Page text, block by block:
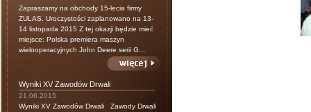
Zapraszamy na obchody 15-lecia firmy
ZULAS. Uroczystości zaplanowano na 13-
14 listopada 2015 Z tej okazji będzie mieć
miejsce: Polska premiera maszyn
wielooperacyjnych John Deere serii G...
Wyniki XV Zawodów Drwali
21.06.2015
Wyniki XV Zawodów Drwali Zawody Drwali